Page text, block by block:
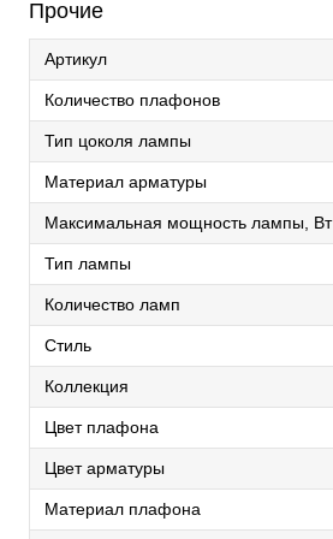
Прочие
Артикул
Количество плафонов
Тип цоколя лампы
Материал арматуры
Максимальная мощность лампы, Вт
Тип лампы
Количество ламп
Стиль
Коллекция
Цвет плафона
Цвет арматуры
Материал плафона